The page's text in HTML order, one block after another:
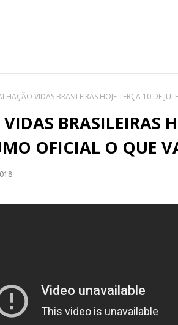
VIDAS BRASILEIRAS HOJE TERÇA 10 DE
BRASILEIRAS
OFICIAL O QUE